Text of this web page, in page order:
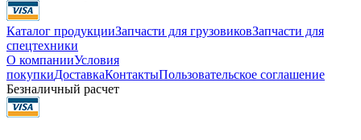
Каталог продукцииЗапчасти для грузовиковЗапчасти для
спецтехники
О компанииУсловия
покупкиДоставкаКонтактыПользовательское соглашение
Безналичный расчет